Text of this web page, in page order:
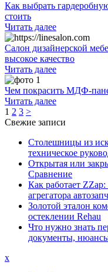
Как выбрать
стоить
Читать далее
Салон дизайнерской
высокое качество
Читать далее
Чем покрасить МДФ-
Читать далее
1 2 3 >
Свежие записи
Столешницы из
техническое
Открытая или
Сравнение
Как работает
агрегатора
Золотой эталон
остеклении Rehau
Что нужно знать
документы,
x